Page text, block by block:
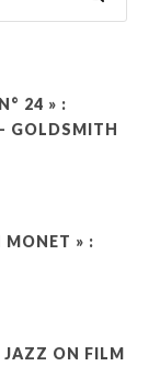
24 » :
GOLDSMITH
MONET » :
ON FILM